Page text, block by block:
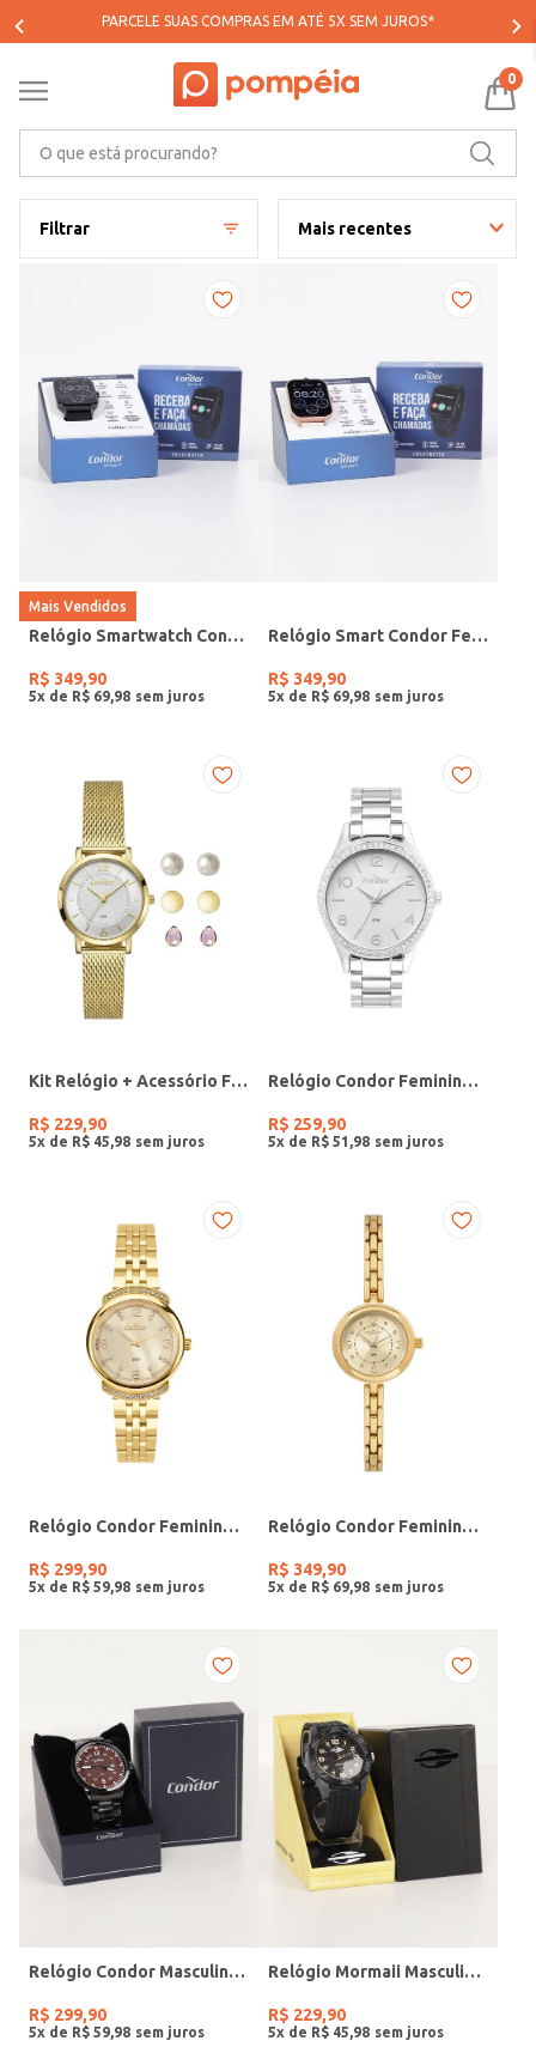
PARCELE SUAS COMPRAS EM ATÉ 5X SEM JUROS*
0
Filtrar Mais recentes
Mais Vendidos
Relógio Smartwatch Condor PRETO
R$ 349,90
5x de R$ 69 98
Relógio Smart Condor Feminino ROSE
R$ 349,90
5x de R$ 69 98
Kit Relógio + Acessório Feminino DOURADO
R$ 229,90
5x de R$ 45 98
Relógio Condor Feminino PRATA
R$ 259,90
5x de R$ 51 98
Relógio Condor Feminino DOURADO
R$ 299,90
5x de R$ 59 98
Relógio Condor Feminino DOURADO
R$ 349,90
5x de R$ 69 98
Relógio Condor Masculino PRETO
R$ 299,90
5x de R$ 59 98
Relógio Mormaii Masculino PRETO
R$ 229,90
5x de R$ 45 98